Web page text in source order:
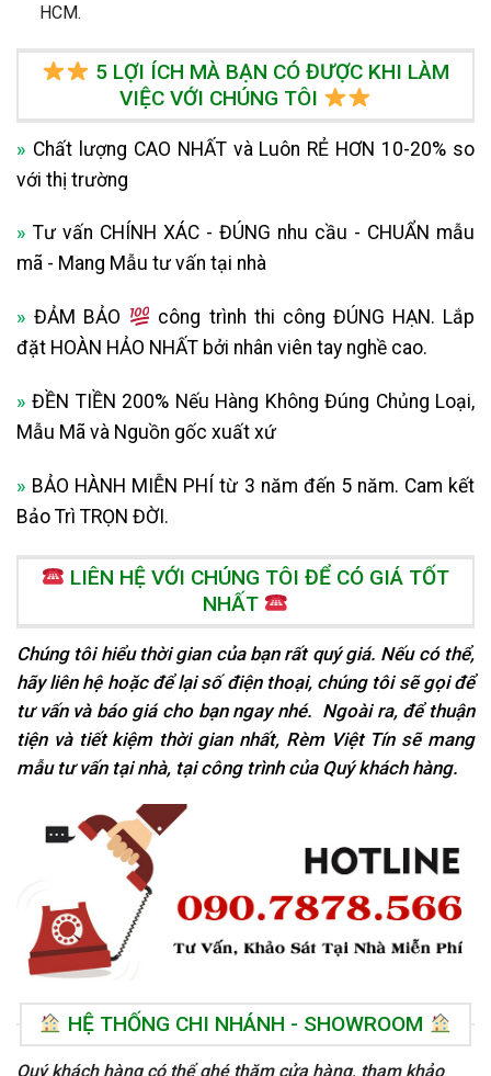
HCM.
5 LỢI ÍCH MÀ BẠN CÓ ĐƯỢC KHI LÀM
VIỆC VỚI CHÚNG TÔI
» Chất lượng CAO NHẤT và Luôn RẺ HƠN 10-20% so
với thị trường
» Tư vấn CHÍNH XÁC - ĐÚNG nhu cầu - CHUẨN mẫu
mã - Mang Mẫu tư vấn tại nhà
»ĐẢM BẢO
công trình thi công ĐÚNG HẠN. Lắp
đặt HOÀN HẢO NHẤT bởi nhân viên tay nghề cao.
»ĐỀN TIỀN 200% Nếu Hàng Không Đúng Chủng Loại,
Mẫu Mã và Nguồn gốc xuất xứ
» BẢO HÀNH MIỄN PHÍ từ 3 năm đến 5 năm. Cam kết
Bảo Trì TRỌN ĐỜI.
LIÊN HỆ VỚI CHÚNG TÔI ĐỂ CÓ GIÁ TỐT
NHẤT
Chúng tôi hiểu thời gian của bạn rất quý giá. Nếu có thể,
hãy liên hệ hoặc để lại số điện thoại, chúng tôi sẽ gọi để
tư vấn và báo giá cho bạn ngay nhé. Ngoài ra, để thuận
tiện và tiết kiệm thời gian nhất, Rèm Việt Tín sẽ mang
mẫu tư vấn tại nhà, tạicông trình của Quý khách hàng.
HỆ THỐNG CHI NHÁNH - SHOWROOM
Quý khách hàng có thể ghé thăm cửa hàng, tham khảo